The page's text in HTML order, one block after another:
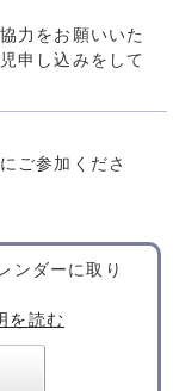
力をお願いいた
申し込みをして
ご参加くださ
ンダーに取り
を読む